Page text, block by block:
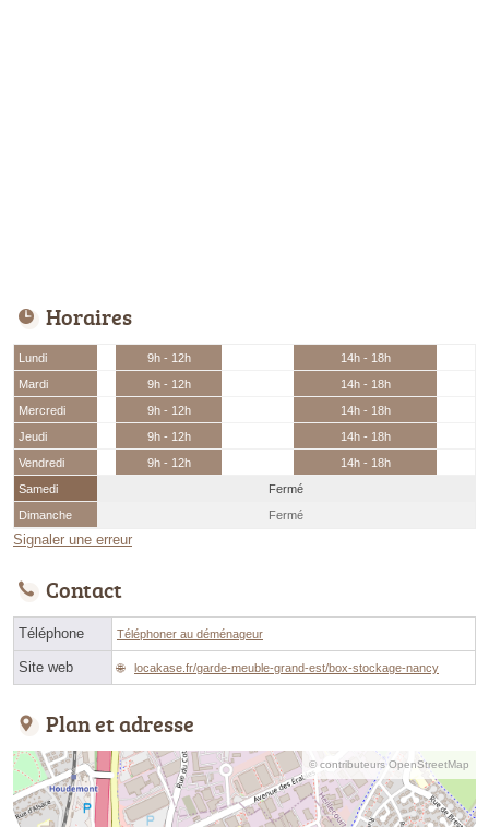
Horaires
Lundi 9h - 12h
14h - 18h
Mardi
9h - 12h
14h - 18h
Mercredi
9h - 12h
14h - 18h
Jeudi
9h - 12h
14h - 18h
Vendredi
9h - 12h
14h - 18h
Samedi
Fermé
Dimanche
Fermé
Signaler une erreur
Contact
Téléphone Téléphoner au déménageur
Site web locakase.fr/garde-meuble-grand-est/box-stockage-nancy
Plan et adresse
© contributeurs OpenStreetMap